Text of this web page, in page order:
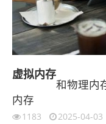
虚拟内存
和物理内
内存
1183 2025-04-03